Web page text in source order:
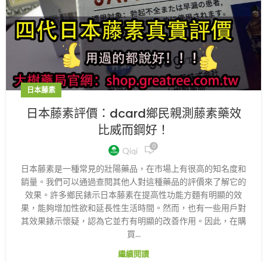
日本藤素
日本藤素評價：dcard鄉民親測藤素藥效
比威而鋼好！
Qiqi 0
日本藤素是一種常見的壯陽藥品，在市場上有很高的知名度和
銷量。我們可以通過查閱其他人對這種藥品的評價來了解它的
效果。許多鄉民錶示日本藤素在提高性功能方麵有明顯的效
果，能夠增加性欲和延長性生活時間。然而，也有一些用戶對
其效果錶示懷疑，認為它並冇有明顯的改善作用。因此，在購
買...
繼續閱讀